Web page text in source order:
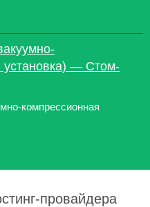
установка) ― Стом-
компрессионная
провайдера